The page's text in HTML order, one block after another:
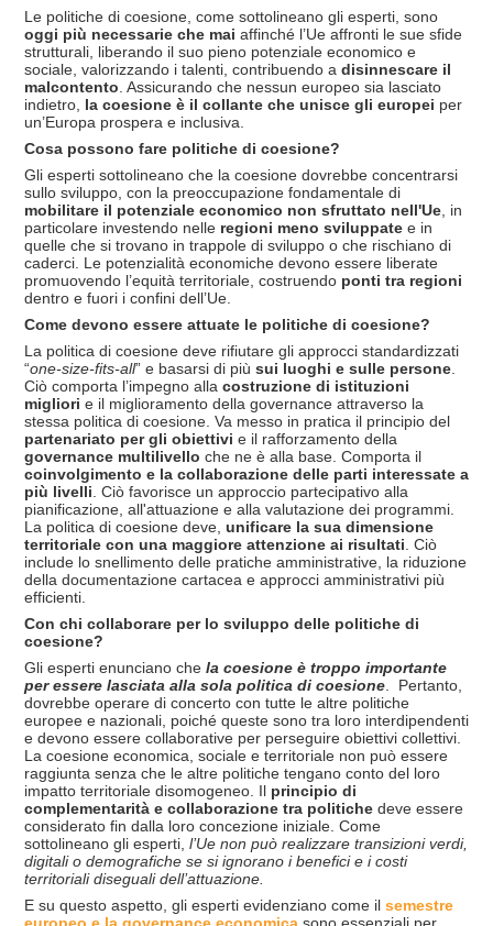
Le politiche di coesione, come sottolineano gli esperti, sono
oggi più necessarie che mai affinché l’Ue affronti le sue sfide
strutturali, liberando il suo pieno potenziale economico e
sociale, valorizzando i talenti, contribuendo a disinnescare il
malcontento . Assicurando che nessun europeo sia lasciato
indietro, la coesione è il collante che unisce gli europei per
un’Europa prospera e inclusiva.
Cosa possono fare politiche di coesione?
Gli esperti sottolineano che la coesione dovrebbe concentrarsi
sullo sviluppo, con la preoccupazione fondamentale di
mobilitare il potenziale economico non sfruttato nell'Ue , in
particolare investendo nelle regioni meno sviluppate e in
quelle che si trovano in trappole di sviluppo o che rischiano di
caderci. Le potenzialità economiche devono essere liberate
promuovendo l’equità territoriale, costruendo ponti tra regioni
dentro e fuori i confini dell’Ue.
Come devono essere attuate le politiche di coesione?
La politica di coesione deve rifiutare gli approcci standardizzati
“one-size-fits-all” e basarsi di più sui luoghi e sulle persone
Ciò comporta l’impegno alla costruzione di istituzioni
migliori e il miglioramento della governance attraverso la
stessa politica di coesione. Va messo in pratica il principio del
partenariato per gli obiettivi e il rafforzamento della
governance multilivello che ne è alla base. Comporta il
coinvolgimento e la collaborazione delle parti interessate a
più livelli . Ciò favorisce un approccio partecipativo alla
pianificazione, all'attuazione e alla valutazione dei programmi.
La politica di coesione deve, unificare la sua dimensione
territoriale con una maggiore attenzione ai risultati . Ciò
include lo snellimento delle pratiche amministrative, la riduzione
della documentazione cartacea e approcci amministrativi più
efficienti.
Con chi collaborare per lo sviluppo delle politiche di
coesione?
Gli esperti enunciano che la coesione è troppo importante
per essere lasciata alla sola politica di coesione . Pertanto,
dovrebbe operare di concerto con tutte le altre politiche
europee e nazionali, poiché queste sono tra loro interdipendenti
e devono essere collaborative per perseguire obiettivi collettivi.
La coesione economica, sociale e territoriale non può essere
raggiunta senza che le altre politiche tengano conto del loro
impatto territoriale disomogeneo. Il principio di
complementarità e collaborazione tra politiche deve essere
considerato fin dalla loro concezione iniziale. Come
sottolineano gli esperti, l’Ue non può realizzare transizioni verdi,
digitali o demografiche se si ignorano i benefici e i costi
territoriali diseguali dell’attuazione.
E su questo aspetto, gli esperti evidenziano come il semestre
europeo e la governance economica sono essenziali per